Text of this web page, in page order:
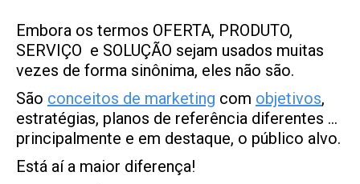
Embora os termos OFERTA, PRODUTO,
SERVIÇO e SOLUÇÃO sejam usados muitas
vezes de forma sinônima, eles não são.
São conceitos de marketing com objetivos,
estratégias, planos de referência diferentes …
principalmente e em destaque, o público alvo.
Está aí a maior diferença!